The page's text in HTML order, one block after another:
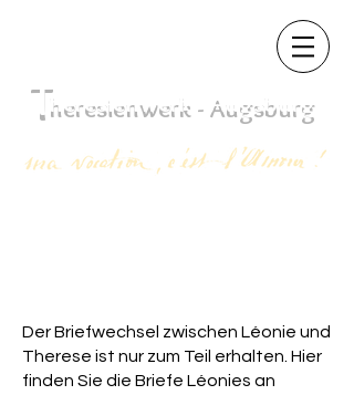
Theresienwerk - Augsburg
Der Briefwechsel zwischen Léonie und
Therese ist nur zum Teil erhalten. Hier
finden Sie die Briefe Léonies an